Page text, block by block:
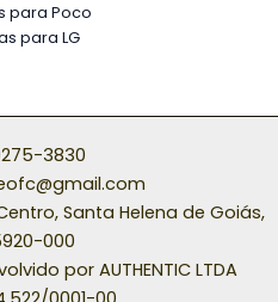
para Poco
para LG
3830
Santa Helena de Goiás,
000
por AUTHENTIC LTDA